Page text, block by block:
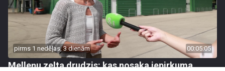
pirms 1 nedēļas, 3 dienām 00:05:05
Melleņu zelta drudzis: kas nosaka iepirkuma